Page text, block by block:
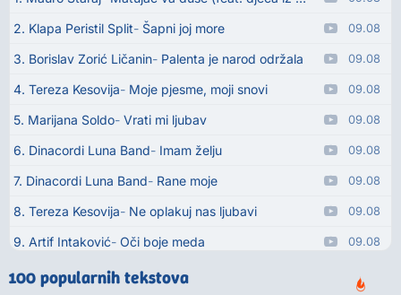
2. Klapa Peristil Split Šapni joj more 09.08
3. Borislav Zorić Ličanin Palenta je narod održala 09.08
4. Tereza Kesovija Moje pjesme, moji snovi 09.08
5. Marijana Soldo Vrati mi ljubav 09.08
6. Dinacordi Luna Band Imam želju 09.08
7. Dinacordi Luna Band Rane moje 09.08
8. Tereza Kesovija Ne oplakuj nas ljubavi 09.08
9. Artif Intaković Oči boje meda 09.08
10. Rifat Tepić Iza tamnih zavjesa
100 popularnih tekstova